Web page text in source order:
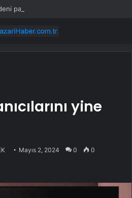
para 39 milyon lira kazandırdı
yine
Mayıs 2, 2024 0 0